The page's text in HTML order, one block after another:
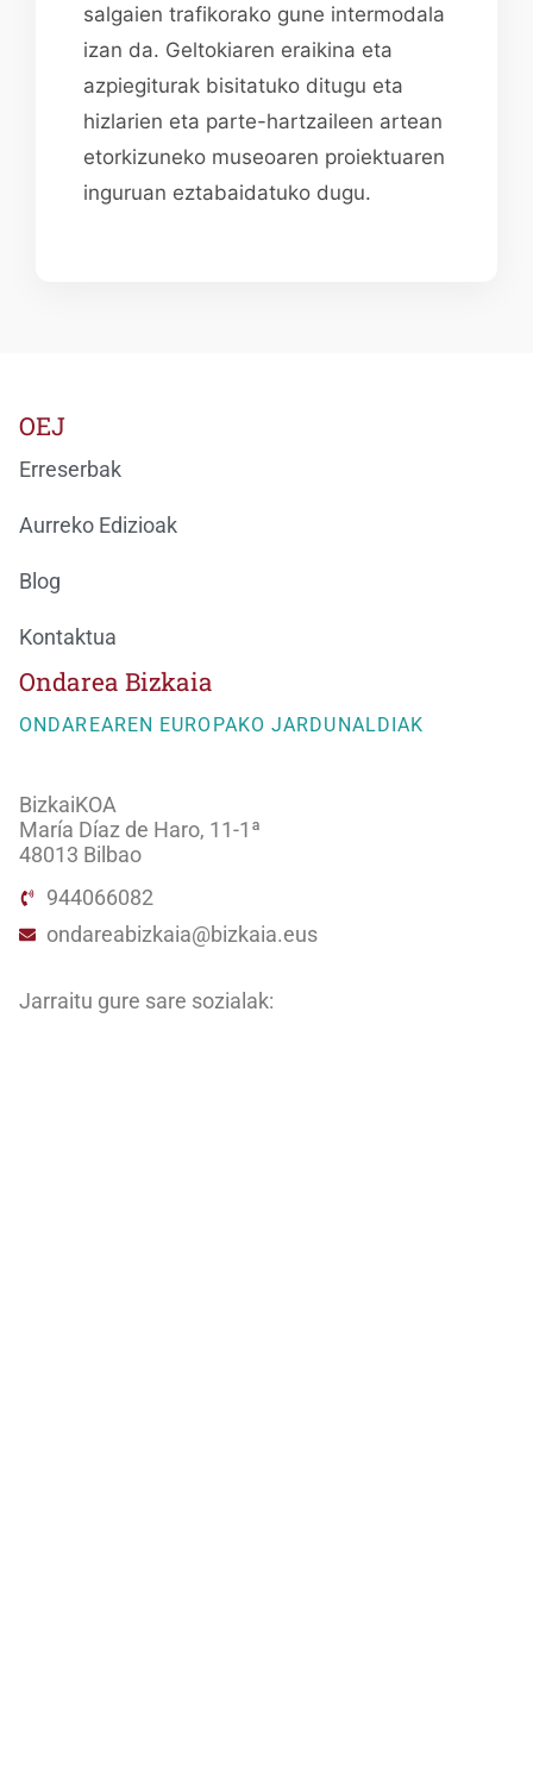
salgaien trafikorako gune intermodala
izan da. Geltokiaren eraikina eta
azpiegiturak bisitatuko ditugu eta
hizlarien eta parte-hartzaileen artean
etorkizuneko museoaren proiektuaren
inguruan eztabaidatuko dugu.
Ondarea Bizkaia
ONDAREAREN EUROPAKO JARDUNALDIAK
BizkaiKOA
María Díaz de Haro, 11-1ª
48013 Bilbao
944066082
ondareabizkaia@bizkaia.eus
Jarraitu gure sare sozialak:
OEJ
Erreserbak
Aurreko Edizioak
Blog
Kontaktua